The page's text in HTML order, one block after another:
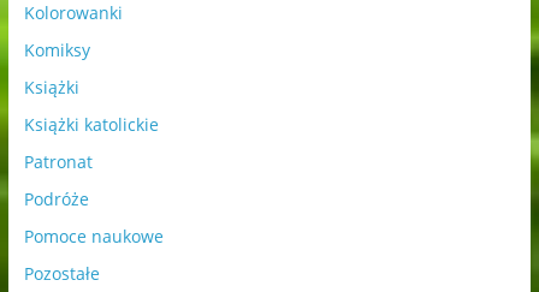
Kolorowanki
Komiksy
Książki
Książki katolickie
Patronat
Podróże
Pomoce naukowe
Pozostałe